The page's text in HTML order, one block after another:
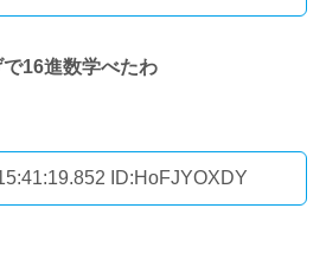
16進数学べたわ
ID:HoFJYOXDY